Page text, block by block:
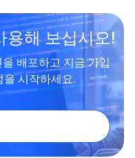
용해 보십시오!
배포하고 지금 가입
시작하세요.